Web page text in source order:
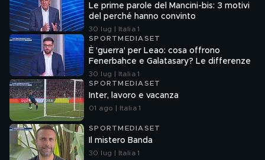
Le prime parole del Mancini-bis: 3 motivi
del perché hanno convinto
30 lug | Italia 1
SPORTMEDIASET
È 'guerra' per Leao: cosa offrono
Fenerbahce e Galatasary? Le differenze
30 lug | Italia 1
SPORTMEDIASET
Inter, lavoro e vacanza
01 ago | Italia 1
SPORTMEDIASET
Il mistero Banda
30 lug | Italia 1